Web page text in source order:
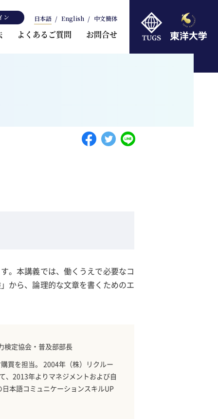
よくあるご質問 お問合せ
ン 日本語 English 中文簡体
。本講義では、働くうえで必要なコ
から、論理的な文章を書くためのエ
検定協会・普及部部長
買を担当。 2004年（株）リクルー
、2013年よりマネジメントおよび自
本語コミュニケーションスキルUP